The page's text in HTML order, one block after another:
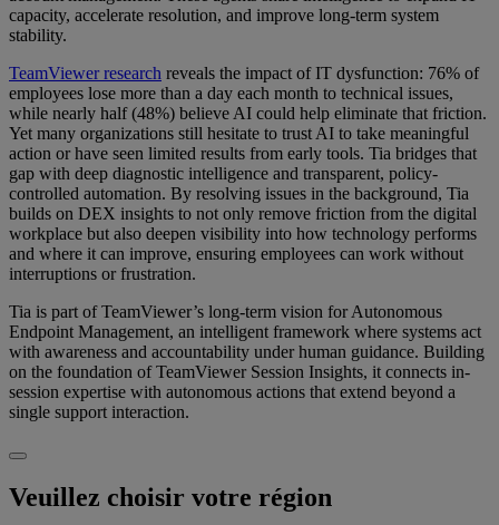
capacity, accelerate resolution, and improve long-term system
stability.
TeamViewer research reveals the impact of IT dysfunction: 76% of
employees lose more than a day each month to technical issues,
while nearly half (48%) believe AI could help eliminate that friction.
Yet many organizations still hesitate to trust AI to take meaningful
action or have seen limited results from early tools. Tia bridges that
gap with deep diagnostic intelligence and transparent, policy-
controlled automation. By resolving issues in the background, Tia
builds on DEX insights to not only remove friction from the digital
workplace but also deepen visibility into how technology performs
and where it can improve, ensuring employees can work without
interruptions or frustration.
Tia is part of TeamViewer’s long-term vision for Autonomous
Endpoint Management, an intelligent framework where systems act
with awareness and accountability under human guidance. Building
on the foundation of TeamViewer Session Insights, it connects in-
session expertise with autonomous actions that extend beyond a
single support interaction.
Veuillez choisir votre région